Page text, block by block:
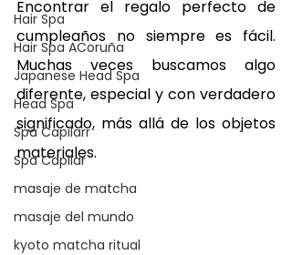
Hair Spa
Hair Spa ACoruña
Japanese Head Spa
Head Spa
Spa Capilarr
Spa Capilar
masaje de matcha
masaje del mundo
kyoto matcha ritual
Encontrar el regalo perfecto de
cumpleaños no siempre es fácil.
Muchas veces buscamos algo
diferente, especial y con verdadero
significado, más allá de los objetos
materiales.